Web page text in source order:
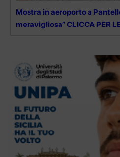
Mostra in aeroporto a
meravigliosa” CLICCA PER